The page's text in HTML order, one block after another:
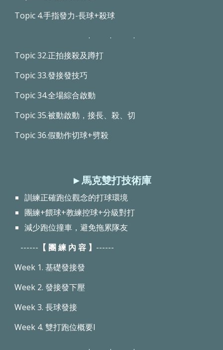
Topic 4.手指發力-長球+殺球
. . .
Topic 32.正拍接殺及蹲打
Topic 33.發接發技巧
Topic 34.全場綜合啟動
Topic 35.被動啟動，接長、殺、切
Topic 36.假動作切球+劈殺
►馬克雙打技術庫
訓練正確跑位觀念的打球環境
團練+餵球+教練控球+分級對打
減少跑位撞車，避免拖累隊友
------ 【 團 練 內 容 】 ------
Week 1. 基礎發接發
Week 2. 發接發下壓
Week 3. 長球發接
Week 4. 雙打跑位概要I
. . .